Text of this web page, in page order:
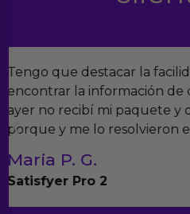
Encontramos Erotiks a
verdad es que nos han
muchísimos productos y
con el seguimiento del
Teresa y Diego
Anna Huevo Vibrador